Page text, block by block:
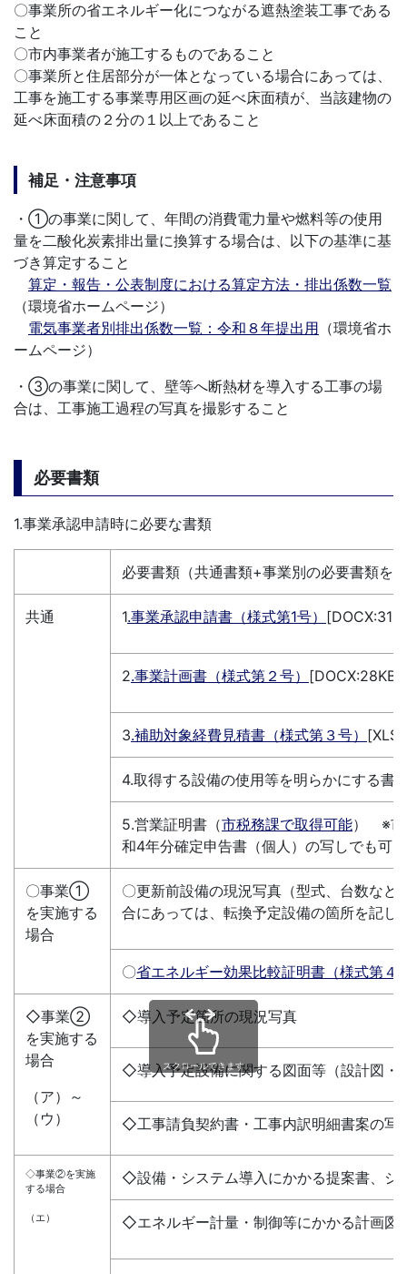
〇事業所の省エネルギー化につながる遮熱塗装工事である
こと
〇市内事業者が施工するものであること
〇事業所と住居部分が一体となっている場合にあっては、
工事を施工する事業専用区画の延べ床面積が、当該建物の
延べ床面積の２分の１以上であること
補足・注意事項
・①の事業に関して、年間の消費電力量や燃料等の使用
量を二酸化炭素排出量に換算する場合は、以下の基準に基
づき算定すること
算定・報告・公表制度における算定方法・排出係数一覧
（環境省ホームページ）
電気事業者別排出係数一覧：令和８年提出用 （環境省ホ
ームページ）
・③の事業に関して、壁等へ断熱材を導入する工事の場
合は、工事施工過程の写真を撮影すること
必要書類
1.事業承認申請時に必要な書類
必要書類（共通書類+事業別の必要書類を
共通 1.事業承認申請書（様式第1号）
2.事業計画書（様式第２号） [DOCX:28KB]
3.補助対象経費見積書（様式第３号）
4.取得する設備の使用等を明らかにする書
5.営業証明書（市税務課で取得可能） ※市
和4年分確定申告書（個人）の写しでも可
〇事業①
を実施する
場合
〇更新前設備の現況写真（型式、台数な
合にあっては、転換予定設備の箇所を記し
〇省エネルギー効果比較証明書（様式第４
◇事業②
を実施する
場合
（ア）～
（ウ）
◇導入予定箇所の現況写真
◇導入予定設備に関する図面等（設計図・
◇工事請負契約書・工事内訳明細書案の写
◇事業②を実施
する場合
（エ）
◇設備・システム導入にかかる提案書、シ
◇エネルギー計量・制御等にかかる計画図
スクロールできます